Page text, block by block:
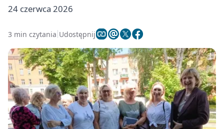
24 czerwca 2026
3 min czytania Udostępnij